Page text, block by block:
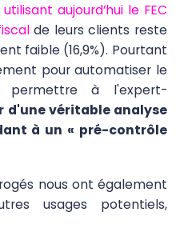
utilisant aujourd’hui le FEC
de leurs clients reste
faible (16,9%). Pourtant
pour automatiser le
permettre à l'expert-
d'une véritable analyse
à un « pré-contrôle
nous ont également
usages potentiels,